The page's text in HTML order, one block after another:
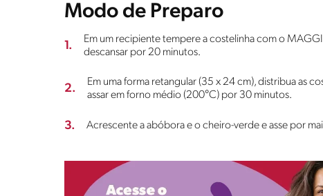
Modo de Preparo
1.
Em um recipiente tempere a costelinha com o
descansar por 20 minutos.
2.
Em uma forma retangular (35 x 24 cm), distribua as
assar em forno médio (200°C) por 30 minutos.
3. Acrescente a abóbora e o cheiro-verde e asse por